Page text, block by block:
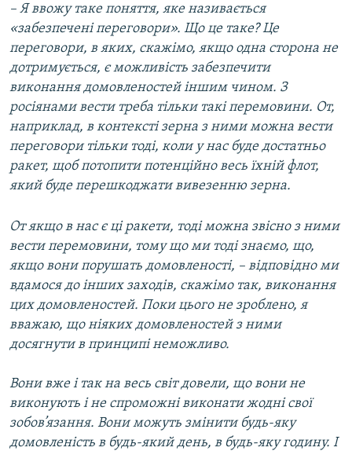
– Я ввожу таке поняття, яке називається
«забезпечені переговори». Що це таке? Це
переговори, в яких, скажімо, якщо одна сторона не
дотримується, є можливість забезпечити
виконання домовленостей іншим чином. З
росіянами вести треба тільки такі перемовини. От,
наприклад, в контексті зерна з ними можна вести
переговори тільки тоді, коли у нас буде достатньо
ракет, щоб потопити потенційно весь їхній флот,
який буде перешкоджати вивезенню зерна.
От якщо в нас є ці ракети, тоді можна звісно з ними
вести перемовини, тому що ми тоді знаємо, що,
якщо вони порушать домовленості, – відповідно ми
вдамося до інших заходів, скажімо так, виконання
цих домовленостей. Поки цього не зроблено, я
вважаю, що ніяких домовленостей з ними
досягнути в принципі неможливо.
Вони вже і так на весь світ довели, що вони не
виконують і не спроможні виконати жодні свої
зобов’язання. Вони можуть змінити будь-яку
домовленість в будь-який день, в будь-яку годину. І